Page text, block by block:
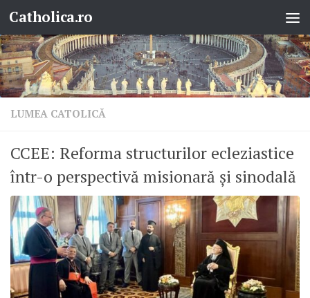
Skip to content
Catholica.ro
LUMEA CATOLICĂ
CCEE: Reforma structurilor ecleziastice
într-o perspectivă misionară și sinodală